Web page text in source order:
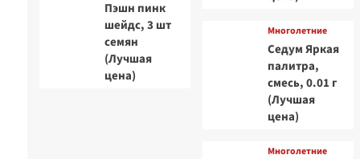
Пэшн пинк
шейдс, 3 шт
семян
(Лучшая
цена)
Многолетние
Седум Яркая
палитра,
смесь, 0.01 г
(Лучшая
цена)
Многолетние